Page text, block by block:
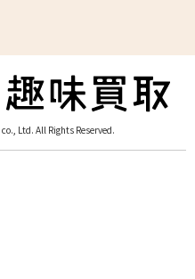
Ltd. All Rights Reserved.